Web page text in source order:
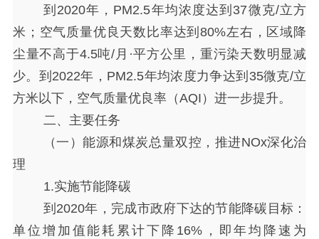
到 2020年，PM2.5年均浓度达到37微克/立方
米；空气质量优良天数比率达到80%左右，区域降
尘量不高于4.5吨/月·平方公里，重污染天数明显减
少。到2022年，PM2.5年均浓度力争达到35微克/立
方米以下，空气质量优良率（AQI）进一步提升。
二、主要任务
（一）能源和煤炭总量双控，推进NOx深化治
理
1.实施节能降碳
到 2020年，完成市政府下达的节能降碳目标：
单位增加值能耗累计下降16%，即年均降速为